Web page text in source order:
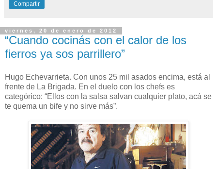
Compartir
viernes, 20 de enero de 2012
“Cuando cocinás con el calor de los
fierros ya sos parrillero”
Hugo Echevarrieta. Con unos 25 mil asados encima, está al
frente de La Brigada. En el duelo con los chefs es
categórico: “Ellos con la salsa salvan cualquier plato, acá se
te quema un bife y no sirve más”.